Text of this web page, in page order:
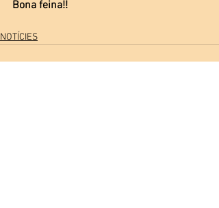
Bona feina!!
NOTÍCIES